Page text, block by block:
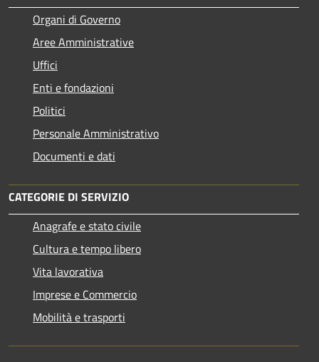
Organi di Governo
Aree Amministrative
Uffici
Enti e fondazioni
Politici
Personale Amministrativo
Documenti e dati
CATEGORIE DI SERVIZIO
Anagrafe e stato civile
Cultura e tempo libero
Vita lavorativa
Imprese e Commercio
Mobilità e trasporti